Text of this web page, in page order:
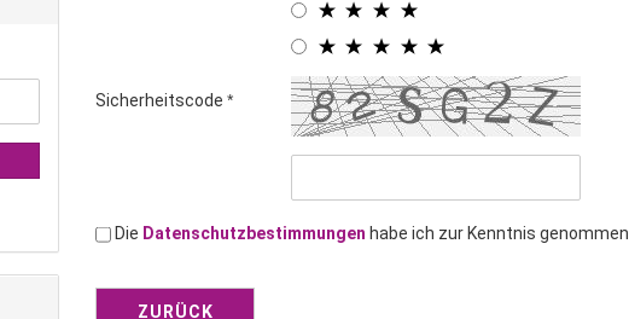
Sicherheitscode
Die Datenschutzbestimmungen habe ich zur Kenntnis genommen.
ZURÜCK